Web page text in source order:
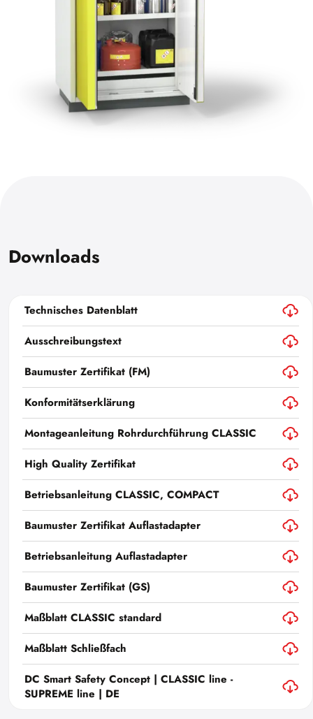
Downloads
Technisches Datenblatt
Ausschreibungstext
Baumuster Zertifikat (FM)
Konformitätserklärung
Montageanleitung Rohrdurchführung CLASSIC
High Quality Zertifikat
Betriebsanleitung CLASSIC, COMPACT
Baumuster Zertifikat Auflastadapter
Betriebsanleitung Auflastadapter
Baumuster Zertifikat (GS)
Maßblatt CLASSIC standard
Maßblatt Schließfach
DC Smart Safety Concept | CLASSIC line -
SUPREME line | DE